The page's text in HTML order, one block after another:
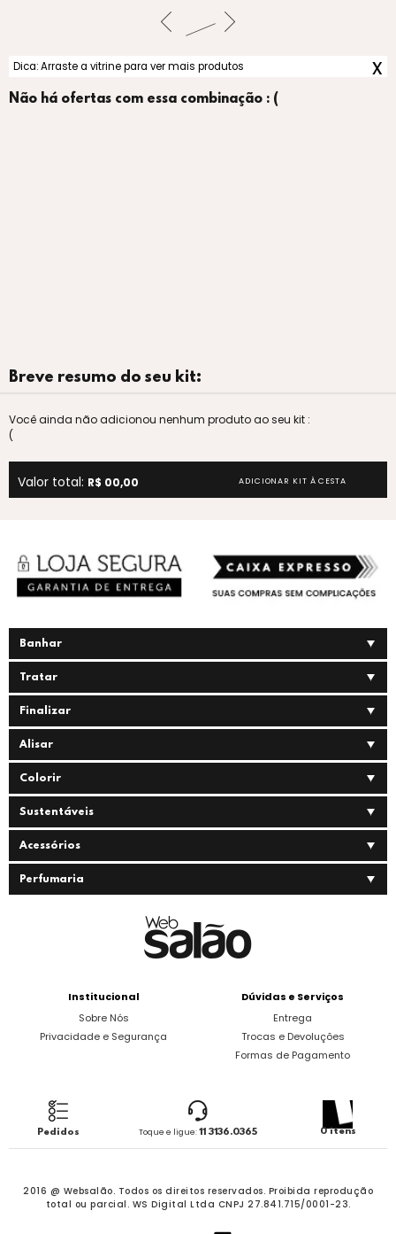
Dica: Arraste a vitrine para ver mais produtos x
Não há ofertas com essa combinação : (
Breve resumo do seu kit:
Você ainda não adicionou nenhum produto ao seu kit :
(
Valor total: R$ 00,00 ADICIONAR KIT À CESTA
Banhar
Tratar
Finalizar
Alisar
Colorir
Sustentáveis
Acessórios
Perfumaria
Institucional
Sobre Nós
Privacidade e Segurança
Dúvidas e Serviços
Entrega
Trocas e Devoluções
Formas de Pagamento
Pedidos Toque e ligue:11 3136.0365 0 itens
2016 @ Websalão. Todos os direitos reservados. Proibida reprodução
total ou parcial. WS Digital Ltda CNPJ 27.841.715/0001-23.